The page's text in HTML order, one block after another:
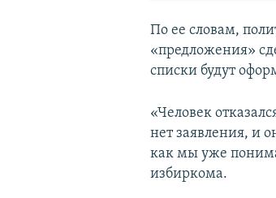
По ее словам,
«предложения»
списки будут
«Человек
нет заявления, и
как мы уже
избиркома.